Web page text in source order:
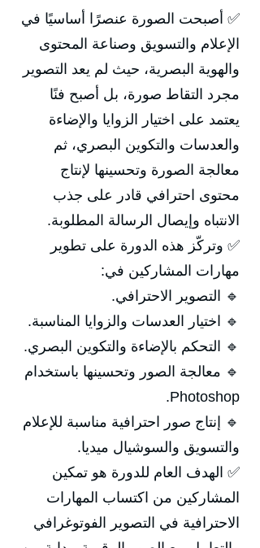
✅ أصبحت الصورة عنصرًا أساسيًا في
الإعلام والتسويق وصناعة المحتوى
والهوية البصرية، حيث لم يعد التصوير
مجرد التقاط صورة، بل أصبح فنًا
يعتمد على اختيار الزوايا والإضاءة
والعدسات والتكوين البصري، ثم
معالجة الصورة وتحسينها لإنتاج
محتوى احترافي قادر على جذب
الانتباه وإيصال الرسالة المطلوبة.
✅ وتركّز هذه الدورة على تطوير
مهارات المشاركين في:
🔹 التصوير الاحترافي.
🔹 اختيار العدسات والزوايا المناسبة.
🔹 التحكم بالإضاءة والتكوين البصري.
🔹 معالجة الصور وتحسينها باستخدام
Photoshop.
🔹 إنتاج صور احترافية مناسبة للإعلام
والتسويق والسوشيال ميديا.
✅ الهدف العام للدورة هو تمكين
المشاركين من اكتساب المهارات
الاحترافية في التصوير الفوتوغرافي